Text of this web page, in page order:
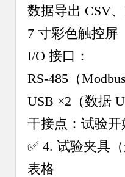
数据导出 CSV
7 寸彩色触控
I/O 接口：
RS-485（
USB ×2（数据
干接点：试验
✅ 4. 试验夹具
表格